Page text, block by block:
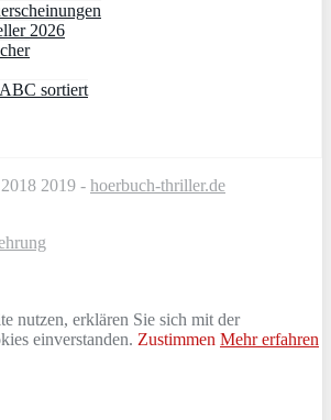
2026
sortiert
2019 - hoerbuch-thriller.de
nutzen, erklären Sie sich mit der
einverstanden. Zustimmen Mehr erfahren